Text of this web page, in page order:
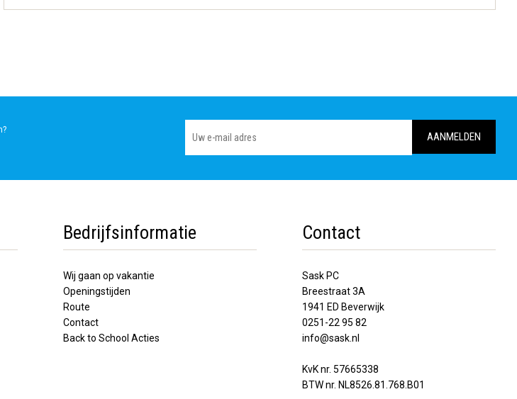
Bedrijfsinformatie
Wij gaan op vakantie
Openingstijden
Route
Contact
Back to School Acties
Contact
Sask PC
Breestraat 3A
1941 ED Beverwijk
0251-22 95 82
info@sask.nl
KvK nr. 57665338
BTW nr. NL8526.81.768.B01